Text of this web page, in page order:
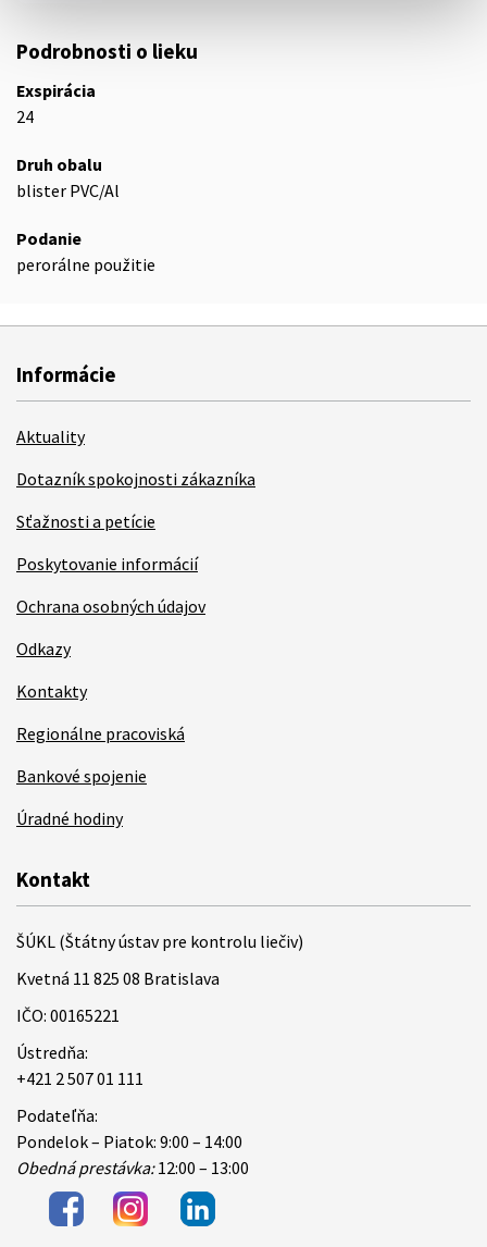
Podrobnosti o lieku
Exspirácia
24
Druh obalu
blister PVC/Al
Podanie
perorálne použitie
Informácie
Aktuality
Dotazník spokojnosti zákazníka
Sťažnosti a petície
Poskytovanie informácií
Ochrana osobných údajov
Odkazy
Kontakty
Regionálne pracoviská
Bankové spojenie
Úradné hodiny
Kontakt
ŠÚKL (Štátny ústav pre kontrolu liečiv)
Kvetná 11 825 08 Bratislava
IČO: 00165221
Ústredňa:
+421 2 507 01 111
Podateľňa:
Pondelok – Piatok: 9:00 – 14:00
Obedná prestávka:12:00 – 13:00